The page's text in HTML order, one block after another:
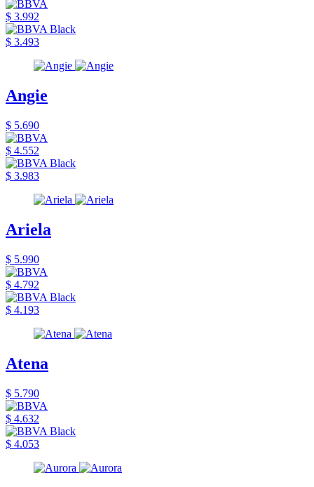
$ 3.992
$ 3.493
Angie
$ 5.690
$ 4.552
$ 3.983
Ariela
$ 5.990
$ 4.792
$ 4.193
Atena
$ 5.790
$ 4.632
$ 4.053